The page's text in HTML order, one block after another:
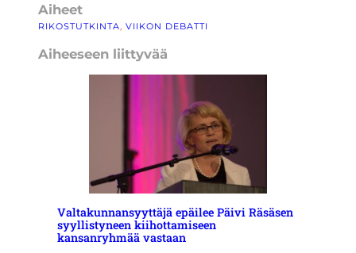
Aiheet
RIKOSTUTKINTA, VIIKON DEBATTI
Aiheeseen liittyvää
Valtakunnansyyttäjä epäilee Päivi Räsäsen
syyllistyneen kiihottamiseen
kansanryhmää vastaan